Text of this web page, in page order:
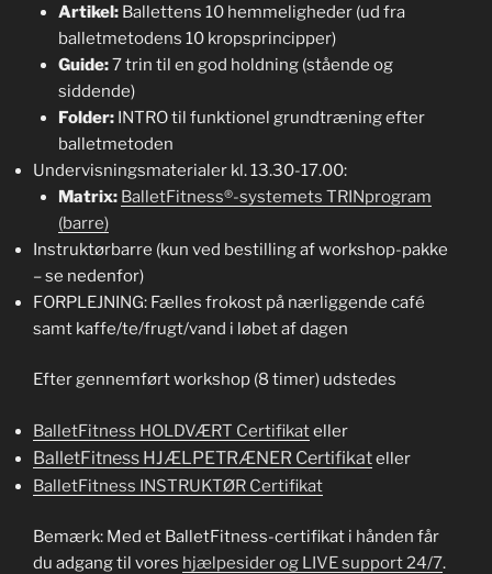
Artikel:Ballettens 10 hemmeligheder (ud fra
balletmetodens 10 kropsprincipper)
Guide:7 trin til en god holdning (stående og
siddende)
Folder:INTRO til funktionel grundtræning efter
balletmetoden
Undervisningsmaterialer kl. 13.30-17.00:
Matrix: BalletFitness®-systemets TRINprogram
(barre)
Instruktørbarre (kun ved bestilling af workshop-pakke
– se nedenfor)
FORPLEJNING: Fælles frokost på nærliggende café
samt kaffe/te/frugt/vand i løbet af dagen
Efter gennemført workshop (8 timer) udstedes
BalletFitness HOLDVÆRT Certifikateller
BalletFitness HJÆLPETRÆNER Certifikateller
BalletFitness INSTRUKTØR Certifikat
Bemærk: Med et BalletFitness-certifikat i hånden får
du adgang til vores hjælpesider og LIVE support 24/7.